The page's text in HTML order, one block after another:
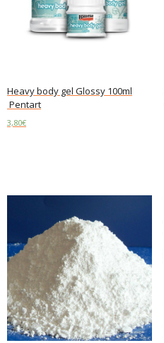
Heavy body gel Glossy 100ml
Pentart
3,80€